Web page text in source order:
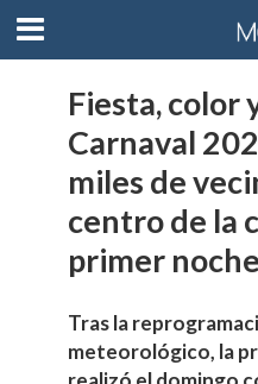
Fiesta, color
Carnaval
miles de
centro de la
primer noche
Tras la
meteorológico, la